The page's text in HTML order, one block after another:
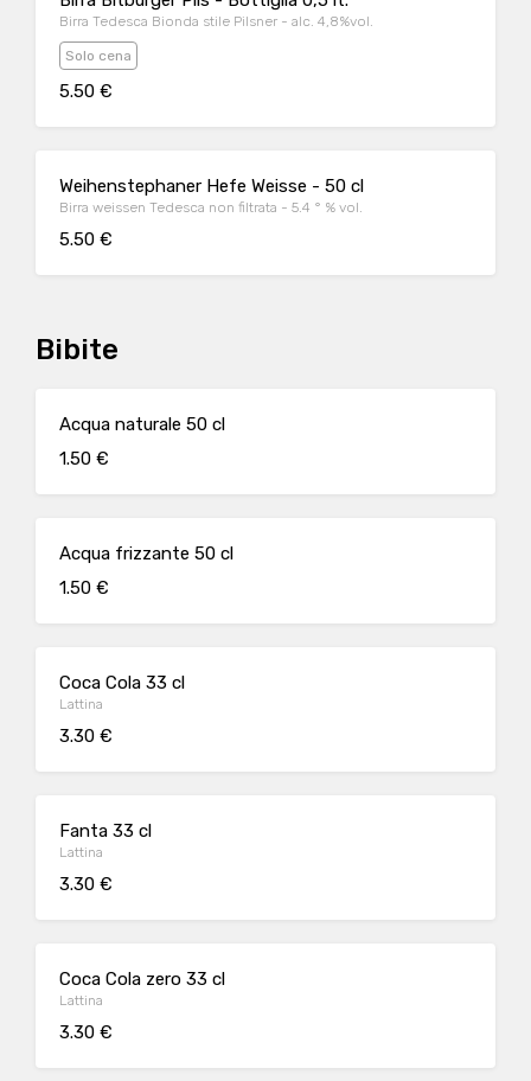
Birra Tedesca Bionda stile Pilsner - alc. 4,8%vol.
Solo cena
5.50 €
Weihenstephaner Hefe Weisse - 50 cl
Birra weissen Tedesca non filtrata - 5.4 ° % vol.
5.50 €
Bibite
Acqua naturale 50 cl
1.50 €
Acqua frizzante 50 cl
1.50 €
Coca Cola 33 cl
Lattina
3.30 €
Fanta 33 cl
Lattina
3.30 €
Coca Cola zero 33 cl
Lattina
3.30 €